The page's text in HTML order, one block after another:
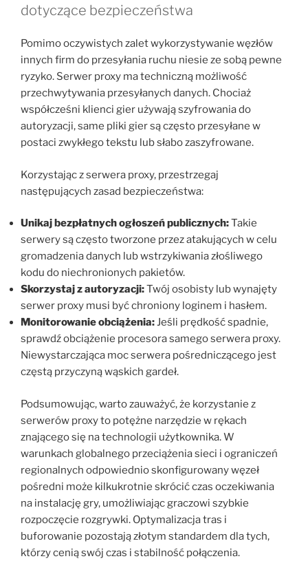
dotyczące bezpieczeństwa
Pomimo oczywistych zalet wykorzystywanie węzłów
innych firm do przesyłania ruchu niesie ze sobą pewne
ryzyko. Serwer proxy ma techniczną możliwość
przechwytywania przesyłanych danych. Chociaż
współcześni klienci gier używają szyfrowania do
autoryzacji, same pliki gier są często przesyłane w
postaci zwykłego tekstu lub słabo zaszyfrowane.
Korzystając z serwera proxy, przestrzegaj
następujących zasad bezpieczeństwa:
Unikaj bezpłatnych ogłoszeń publicznych:Takie
serwery są często tworzone przez atakujących w celu
gromadzenia danych lub wstrzykiwania złośliwego
kodu do niechronionych pakietów.
Skorzystaj z autoryzacji:Twój osobisty lub wynajęty
serwer proxy musi być chroniony loginem i hasłem.
Monitorowanie obciążenia:Jeśli prędkość spadnie,
sprawdź obciążenie procesora samego serwera proxy.
Niewystarczająca moc serwera pośredniczącego jest
częstą przyczyną wąskich gardeł.
Podsumowując, warto zauważyć, że korzystanie z
serwerów proxy to potężne narzędzie w rękach
znającego się na technologii użytkownika. W
warunkach globalnego przeciążenia sieci i ograniczeń
regionalnych odpowiednio skonfigurowany węzeł
pośredni może kilkukrotnie skrócić czas oczekiwania
na instalację gry, umożliwiając graczowi szybkie
rozpoczęcie rozgrywki. Optymalizacja tras i
buforowanie pozostają złotym standardem dla tych,
którzy cenią swój czas i stabilność połączenia.